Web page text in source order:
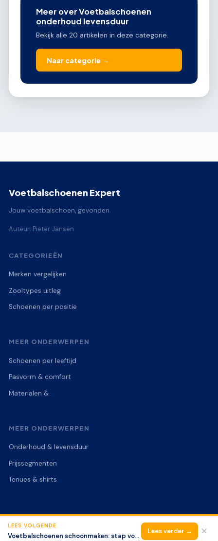
Meer over Voetbalschoenen
onderhoud levensduur
Bekijk alle 20 artikelen in deze categorie.
Naar categorie →
Voetbalschoenen Expert
Jouw voetbalschoen, gevonden.
Auteur: Pieter Jansen
CATEGORIEËN
Merken vergelijken
Zooltypes uitleg
Schoenen per positie
MEER ONDERWERPEN
Schoenen per leeftijd
Pasvorm & comfort
Materialen &
MEER ONDERWERPEN
Onderhoud & levensduur
Prijssegmenten
Tenues & shirts
© 2026 Voetbalschoenen Expert Alle rechten voorbehouden.
LEES VOLGENDE
Voetbalschoenen schoonmaken: stap voor stap handleiding
Lees verder → ✕